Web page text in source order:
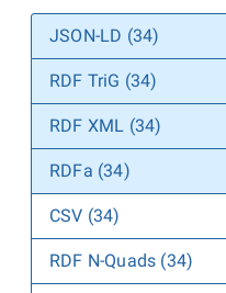
JSON-LD (34)
RDF TriG (34)
RDF XML (34)
RDFa (34)
CSV (34)
RDF N-Quads (34)